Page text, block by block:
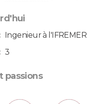
Ingenieur à l'IFREMER
3
passions